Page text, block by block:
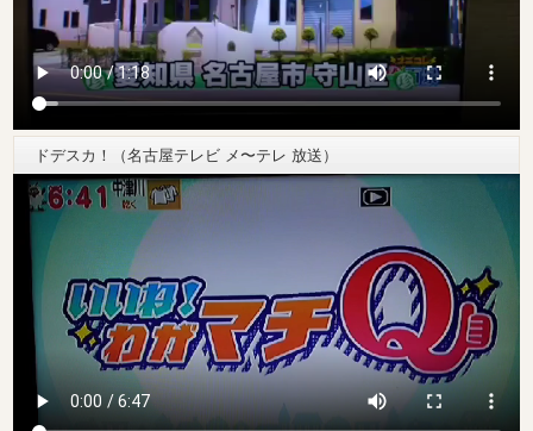
ドデスカ！（名古屋テレビ メ〜テレ 放送）